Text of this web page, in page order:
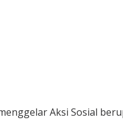
Aksi Sosial